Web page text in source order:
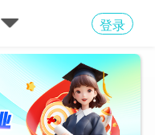
登录